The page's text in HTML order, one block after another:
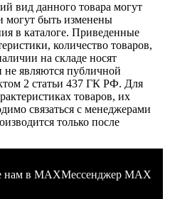
вид данного товара могут
могут быть изменены
в каталоге. Приведенные
количество товаров,
на складе носят
не являются публичной
2 статьи 437 ГК РФ. Для
товаров, их
связаться с менеджерами
только после
Мессенджер MAX